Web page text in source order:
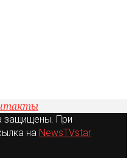
защищены. При
на NewsTVstar